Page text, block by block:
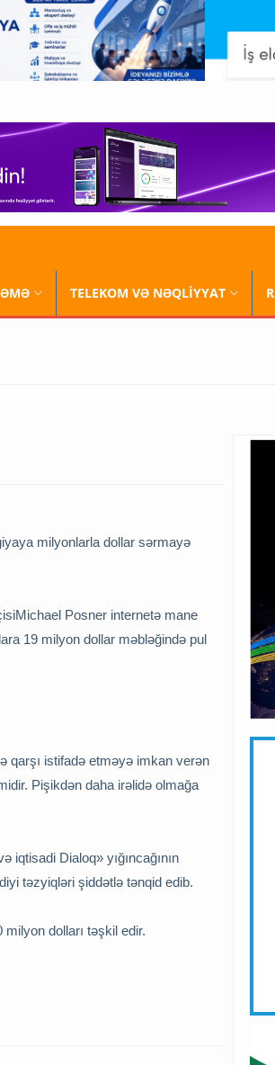
TELEKOM VƏ NƏQLİYYAT
milyonlarla dollar sərmayə
Posner internetə mane
19 milyon dollar məbləğində pul
qarşı istifadə etməyə imkan verən
Pişikdən daha irəlidə olmağa
Dialoq» yığıncağının
təzyiqləri şiddətlə tənqid edib.
dolları təşkil edir.